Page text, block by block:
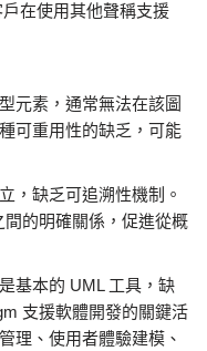
在使用其他聲稱支援
元素，通常無法在該圖
可重用性的缺乏，可能
，缺乏可追溯性機制。
的明確關係，促進從概
基本的 UML 工具，缺
支援軟體開發的關鍵活
理、使用者體驗建模、